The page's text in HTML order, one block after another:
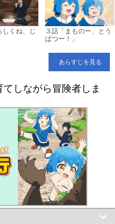
しくね、じ
３話「まものー、とう
ばつー！」
あらすじを見る
しながら冒険者しま